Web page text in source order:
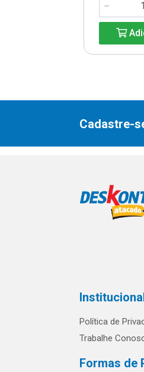
Cadastre-
Política de
Trabalhe
Formas de